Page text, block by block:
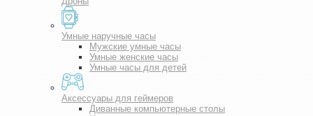
Умные наручные часы
Мужские умные часы
Умные женские часы
Умные часы для детей
Аксессуары для геймеров
Диванные компьютерные столы